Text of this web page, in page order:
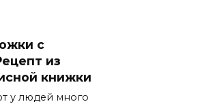
с
из
книжки
у людей много